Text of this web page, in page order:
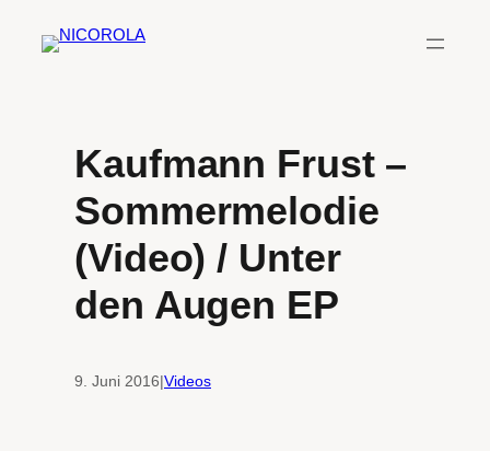
Inhalt
Kaufmann Frust –
Sommermelodie
(Video) / Unter
den Augen EP
9. Juni 2016|Videos